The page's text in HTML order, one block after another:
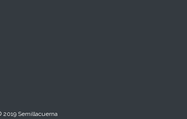
2019 Semillacuerna